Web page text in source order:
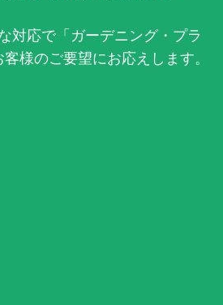
対応で「ガーデニング・プラ
様のご要望にお応えします。